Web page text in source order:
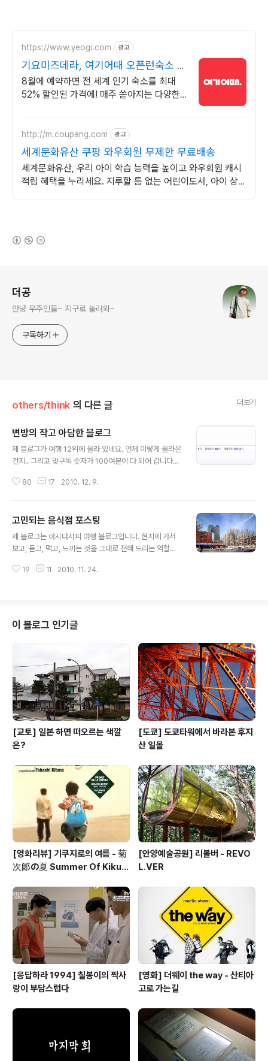
https://www.yeogi.com 광고
기요미즈데라, 여기어때 오픈런숙소 최
대 81% 할인
8월에 예약하면 전 세계 인기 숙소를 최대
52% 할인된 가격에! 매주 쏟아지는 다양한
http://m.coupang.com 광고
세계문화유산 쿠팡 와우회원 무제한 무료배송
세계문화유산, 우리 아이 학습 능력을 높이고 와우회원 캐시
적립 혜택을 누리세요. 지루할 틈 없는 어린이도서, 아이 상상
더공
안녕 우주인들~ 지구로 놀러와~
구독하기
others/think 의 다른 글 더보기
변방의 작고 아담한 블로그
제 블로그가 여행 12위에 올라 있네요. 언제 이렇게 올라온
건지.. 그리고 맞구독 숫자가 100여분이 다 되어 갑니다~
는 별 것 아닌 숫자겠지만, 저는 저 구독자분들 한분한분 모
무 많이 올리시는 두 분은 뺐습니다. 찾아다니기 블로그 로
그인 - 다음 로그인 - 댓글 링크 - 다음 구독 링크 - 구글 구
독 링크 이런 식으로 찾아 다닙니다. 얼추 끝났다 싶으면 그
간 날 때마다 달아드립니다. 답글 달기 어려움을 요즘 느끼
80 17 2010. 12. 9.
고민되는 음식점 포스팅
제 블로그는 아시다시피 여행 블로그입니다. 현지에 가서
보고, 듣고, 먹고, 느끼는 것을 그대로 전해 드리는 역할을
할 수 있기 때문에 어느정도 정확도의 평균은 지켜지는 듯
먹고 그만큼 접하는 음식점도 많습니다. 어떤날은 들어가
서 먹어보면 정말 맛이 있는 곳을 발견하기도 하죠. 그와는
반대로 어떤 곳은 유명한 음식점에도 기분 나쁘게 밥을 먹
고 나오는 경우도 있습니다. 음식 또한 여행의 빼 놓을 수
없는 필수적인 요소지요. 좋은 곳만 소개해야 할까요? 아니
면 좋지 않은 부분도 이야기를 해..
19 11 2010. 11. 24.
이 블로그 인기글
[교토] 일본 하면 떠오르는 색깔
은?
[도쿄] 도쿄타워에서 바라본 후지
산 일몰
[영화리뷰] 기쿠지로의 여름 - 菊
次郞の夏 Summer Of Kikuji
[안양예술공원] 리볼버 - REVO
L.VER
[응답하라 1994] 칠봉이의 짝사
랑이 부담스럽다
[영화] 더웨이 the way - 산티아
고로 가는길